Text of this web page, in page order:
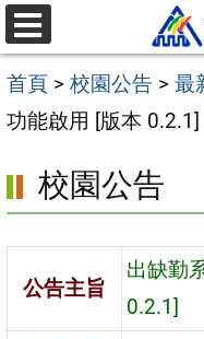
跳
至
主
要
容
區
選
單
首頁 > 校園公告 > 最
功能啟用 [版本 0.2.1]
校園公告
公告主旨
出缺勤
0.2.1]